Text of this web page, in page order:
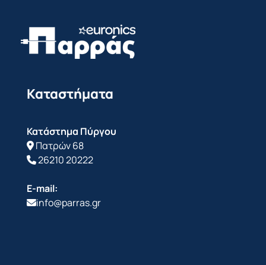
Καταστήματα
Κατάστημα Πύργου
Πατρών 68
26210 20222
E-mail:
info@parras.gr